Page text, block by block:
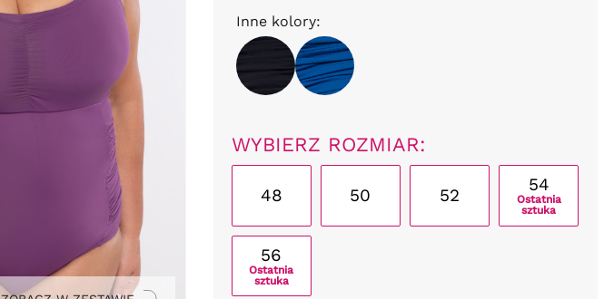
Inne kolory:
WYBIERZ ROZMIAR:
48 50 52
54
Ostatnia
sztuka
56
Ostatnia
sztuka